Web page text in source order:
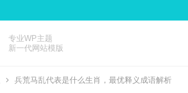
专业WP主题
新一代网站模版
兵荒马乱代表是什么生肖，最优释义成语解析